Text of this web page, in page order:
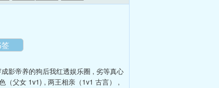
影帝养的狗后我红透娱乐圈 , 劣等真心
（父女 1v1) , 两王相亲（1v1 古言） ,